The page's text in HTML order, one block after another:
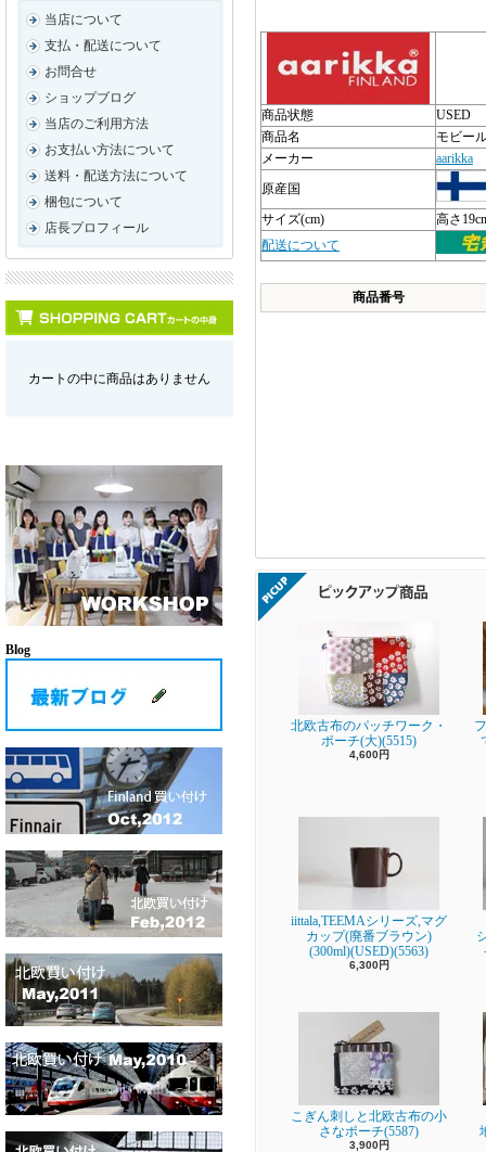
当店について
支払・配送について
お問合せ
ショップブログ
当店のご利用方法
お支払い方法について
送料・配送方法について
梱包について
店長プロフィール
カートの中に商品はありません
Blog
商品状態
USED
商品名
モビー
メーカー
aarikka
原産国
サイズ(cm)
高さ
配送について
商品番号
北欧古布のパッチワーク・
ポーチ(大)(5515)
4,600円
iittala,TEEMAシリーズ,マグ
カップ(廃番ブラウン)
(300ml)(USED)(5563)
6,300円
こぎん刺しと北欧古布の小
さなポーチ(5587)
3,900円